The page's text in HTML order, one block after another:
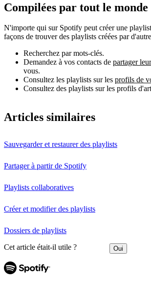
Compilées par tout le monde
N'importe qui sur Spotify peut créer une
façons de trouver des playlists créées par
Recherchez par mots-clés.
Demandez à vos contacts de partager
vous.
Consultez les playlists sur les profils de
Consultez des playlists sur les profils
Articles similaires
Sauvegarder et restaurer des playlists
Partager à partir de Spotify
Playlists collaboratives
Créer et modifier des playlists
Dossiers de playlists
Cet article était-il utile ? Oui